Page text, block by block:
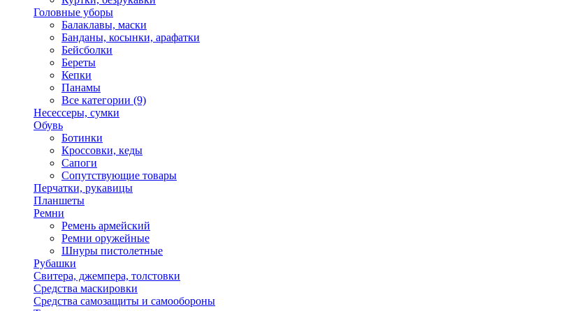
Головные уборы
Балаклавы, маски
Банданы, косынки, арафатки
Бейсболки
Береты
Кепки
Панамы
Все категории (9)
Несессеры, сумки
Обувь
Ботинки
Кроссовки, кеды
Сапоги
Сопутствующие товары
Перчатки, рукавицы
Планшеты
Ремни
Ремень армейский
Ремни оружейные
Шнуры пистолетные
Рубашки
Свитера, джемпера, толстовки
Средства маскировки
Средства самозащиты и самообороны